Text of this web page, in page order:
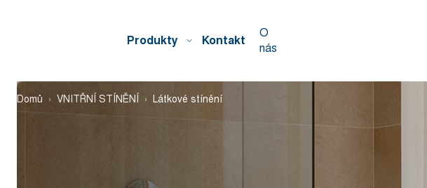
Produkty Kontakt
O
nás
Domů VNITŘNÍ STÍNĚNÍ Látkové stínění